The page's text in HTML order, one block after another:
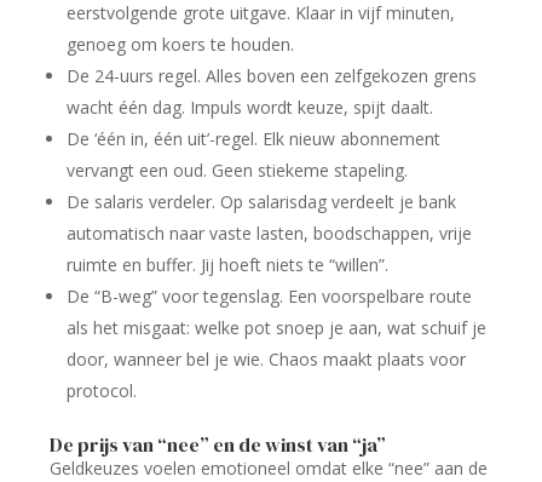
eerstvolgende grote uitgave. Klaar in vijf minuten,
genoeg om koers te houden.
De 24-uurs regel. Alles boven een zelfgekozen grens
wacht één dag. Impuls wordt keuze, spijt daalt.
De ‘één in, één uit’-regel. Elk nieuw abonnement
vervangt een oud. Geen stiekeme stapeling.
De salaris verdeler. Op salarisdag verdeelt je bank
automatisch naar vaste lasten, boodschappen, vrije
ruimte en buffer. Jij hoeft niets te “willen”.
De “B-weg” voor tegenslag. Een voorspelbare route
als het misgaat: welke pot snoep je aan, wat schuif je
door, wanneer bel je wie. Chaos maakt plaats voor
protocol.
De prijs van “nee” en de winst van “ja”
Geldkeuzes voelen emotioneel omdat elke “nee” aan de